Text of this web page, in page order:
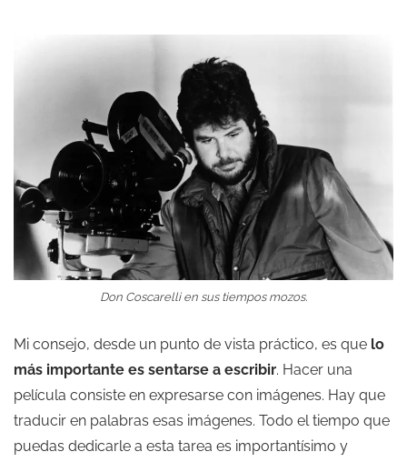
Don Coscarelli en sus tiempos mozos.
Mi consejo, desde un punto de vista práctico, es que lo
más importante es sentarse a escribir. Hacer una
película consiste en expresarse con imágenes. Hay que
traducir en palabras esas imágenes. Todo el tiempo que
puedas dedicarle a esta tarea es importantísimo y